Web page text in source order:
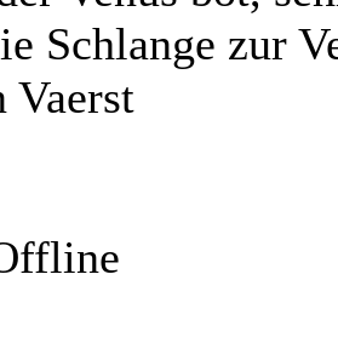
Schlange zur
Vaerst